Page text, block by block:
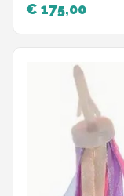
€ 175,00